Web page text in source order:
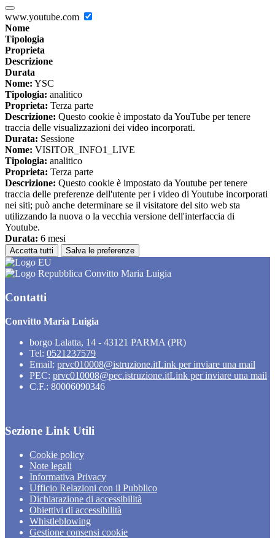
www.youtube.com
Nome
Tipologia
Proprieta
Descrizione
Durata
Nome: YSC
Tipologia: analitico
Proprieta: Terza parte
Descrizione: Questo cookie è impostato da YouTube per tenere
traccia delle visualizzazioni dei video incorporati.
Durata: Sessione
Nome: VISITOR_INFO1_LIVE
Tipologia: analitico
Proprieta: Terza parte
Descrizione: Questo cookie è impostato da Youtube per tenere
traccia delle preferenze dell'utente per i video di Youtube incorporati
nei siti; può anche determinare se il visitatore del sito web sta
utilizzando la nuova o la vecchia versione dell'interfaccia di
Youtube.
Durata: 6 mesi
Accetta tutti Salva le preferenze
Convitto Maria Luigia
Contatti
Convitto Maria Luigia
borgo Lalatta, 14 - 43121 PARMA (PR)
Tel: 0521237579
Email: prvc010008@istruzione.itLink per inviare una mail
PEC: prvc010008@pec.istruzione.itLink per inviare una mail
C.F.: 80006090346
Sezione Link Utili
Cookie policy
Note legali
Informativa Privacy
Ufficio Relazioni con il Pubblico
Dichiarazione di accessibilità
Obiettivi di accessibilità
Whistleblowing
Gestione consensi cookie